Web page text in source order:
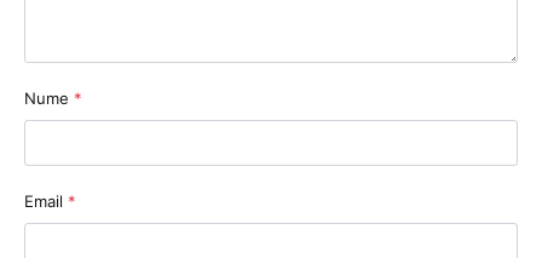
Nume *
Email *